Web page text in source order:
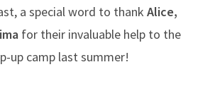
a special word to thankAlice,
for their invaluable help to the
up camp last summer!